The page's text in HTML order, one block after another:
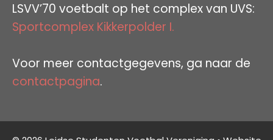
LSVV’70 voetbalt op het complex van UVS:
Sportcomplex Kikkerpolder I.
Voor meer contactgegevens, ga naar de
contactpagina.